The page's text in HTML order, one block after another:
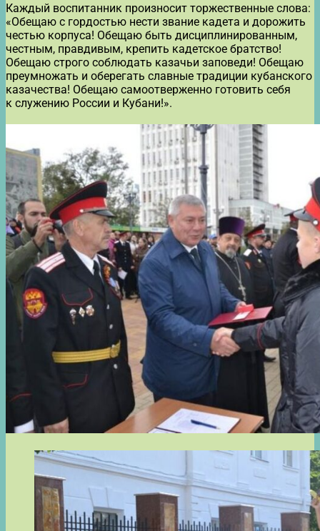
Каждый воспитанник произносит торжественные слова:
«Обещаю с гордостью нести звание кадета и дорожить
честью корпуса! Обещаю быть дисциплинированным,
честным, правдивым, крепить кадетское братство!
Обещаю строго соблюдать казачьи заповеди! Обещаю
преумножать и оберегать славные традиции кубанского
казачества! Обещаю самоотверженно готовить себя
к служению России и Кубани!».